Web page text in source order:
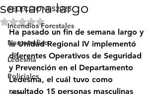
#ELECCIONES2025
Incendios Forestales
Narcotráfico
Ledesma
Policiales
semana largo
Obtuvo NaN de 5 estrellas.
Ha pasado un fin de semana largo y
la Unidad Regional IV implementó
diferentes Operativos de Seguridad
y Prevención en el Departamento
Ledesma, el cuál tuvo como
resultado 15 personas masculinas